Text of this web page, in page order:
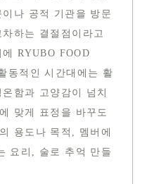
나 공적 기관을 방문
하는 결절점이라고
RYUBO FOOD
동적인 시간대에는 활
함과 고양감이 넘치
맞게 표정을 바꾸도
용도나 목적, 멤버에
요리, 술로 추억 만들